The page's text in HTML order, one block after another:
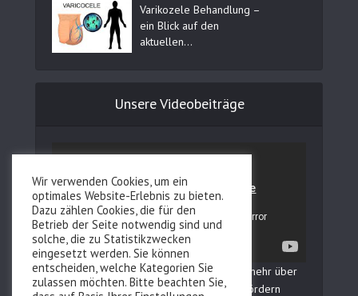
Varikozele Behandlung –
ein Blick auf den
aktuellen...
Unsere Videobeiträge
In unserem YouTube Kanal erfahren Sie mehr über
Fertilovit und wie Sie Ihre Fruchtbarkeit fördern
Wir verwenden Cookies, um ein
optimales Website-Erlebnis zu bieten.
Dazu zählen Cookies, die für den
Betrieb der Seite notwendig sind und
solche, die zu Statistikzwecken
eingesetzt werden. Sie können
entscheiden, welche Kategorien Sie
zulassen möchten. Bitte beachten Sie,